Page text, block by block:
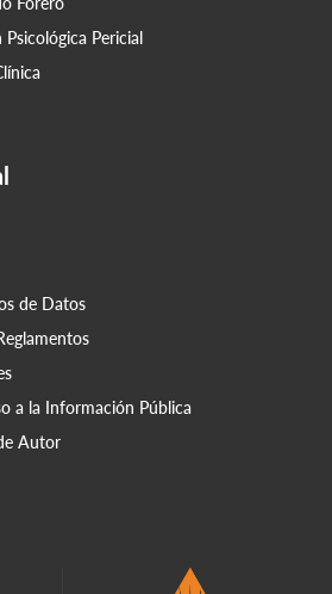
Pericial
de Datos
a la Información Pública
Autor